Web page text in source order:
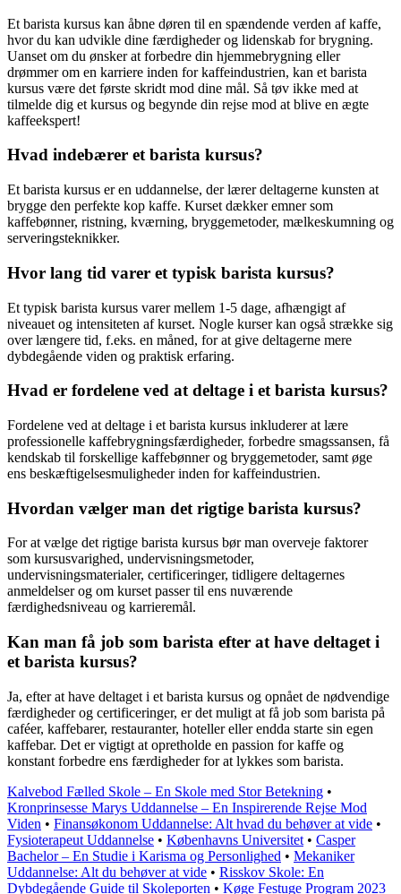
Et barista kursus kan åbne døren til en spændende verden af kaffe,
hvor du kan udvikle dine færdigheder og lidenskab for brygning.
Uanset om du ønsker at forbedre din hjemmebrygning eller
drømmer om en karriere inden for kaffeindustrien, kan et barista
kursus være det første skridt mod dine mål. Så tøv ikke med at
tilmelde dig et kursus og begynde din rejse mod at blive en ægte
kaffeekspert!
Hvad indebærer et barista kursus?
Et barista kursus er en uddannelse, der lærer deltagerne kunsten at
brygge den perfekte kop kaffe. Kurset dækker emner som
kaffebønner, ristning, kværning, bryggemetoder, mælkeskumning og
serveringsteknikker.
Hvor lang tid varer et typisk barista kursus?
Et typisk barista kursus varer mellem 1-5 dage, afhængigt af
niveauet og intensiteten af kurset. Nogle kurser kan også strække sig
over længere tid, f.eks. en måned, for at give deltagerne mere
dybdegående viden og praktisk erfaring.
Hvad er fordelene ved at deltage i et barista kursus?
Fordelene ved at deltage i et barista kursus inkluderer at lære
professionelle kaffebrygningsfærdigheder, forbedre smagssansen, få
kendskab til forskellige kaffebønner og bryggemetoder, samt øge
ens beskæftigelsesmuligheder inden for kaffeindustrien.
Hvordan vælger man det rigtige barista kursus?
For at vælge det rigtige barista kursus bør man overveje faktorer
som kursusvarighed, undervisningsmetoder,
undervisningsmaterialer, certificeringer, tidligere deltagernes
anmeldelser og om kurset passer til ens nuværende
færdighedsniveau og karrieremål.
Kan man få job som barista efter at have deltaget i
et barista kursus?
Ja, efter at have deltaget i et barista kursus og opnået de nødvendige
færdigheder og certificeringer, er det muligt at få job som barista på
caféer, kaffebarer, restauranter, hoteller eller endda starte sin egen
kaffebar. Det er vigtigt at opretholde en passion for kaffe og
konstant forbedre ens færdigheder for at lykkes som barista.
Kalvebod Fælled Skole – En Skole med Stor Betekning •
Kronprinsesse Marys Uddannelse – En Inspirerende Rejse Mod
Viden • Finansøkonom Uddannelse: Alt hvad du behøver at vide •
Fysioterapeut Uddannelse • Københavns Universitet • Casper
Bachelor – En Studie i Karisma og Personlighed • Mekaniker
Uddannelse: Alt du behøver at vide • Risskov Skole: En
Dybdegående Guide til Skoleporten • Køge Festuge Program 2023